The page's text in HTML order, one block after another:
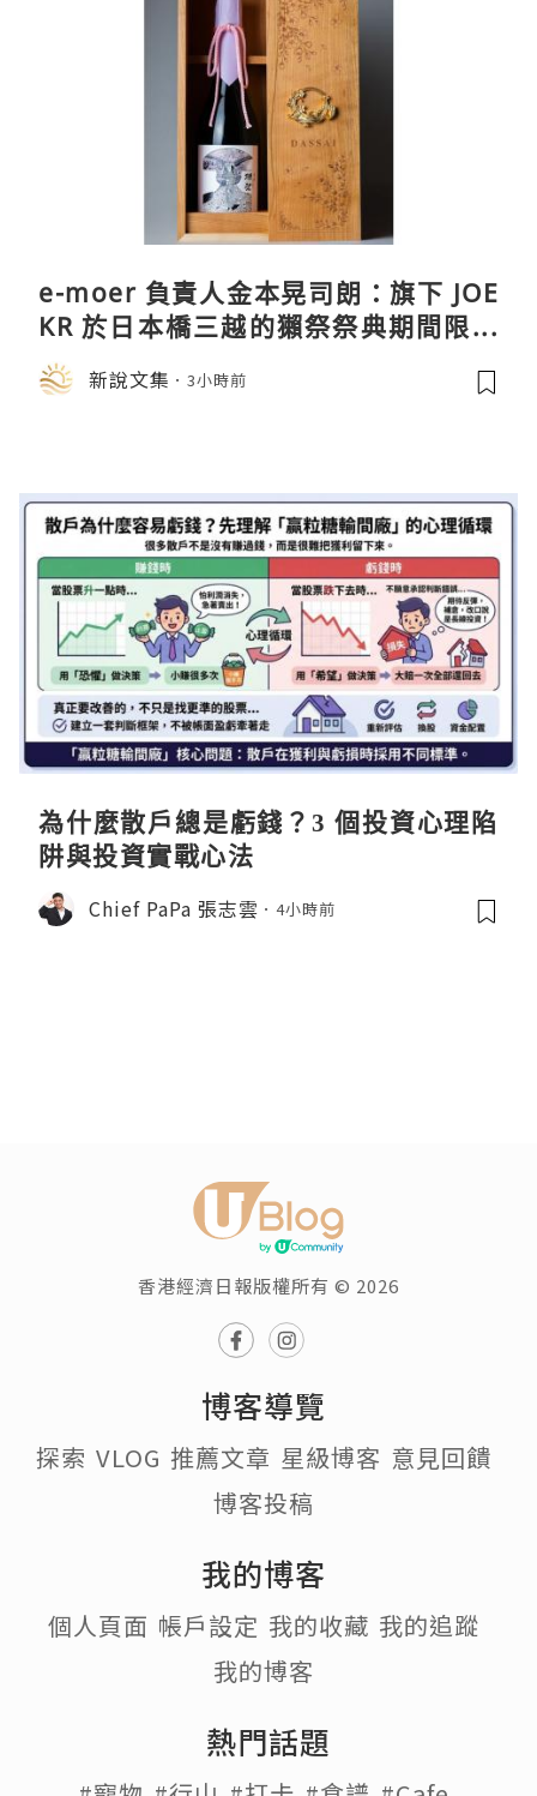
e-moer 負責人金本晃司朗：旗下 JOE
KR 於日本橋三越的獺祭祭典期間限定
店中，與日伸貴金属的東京銀器工匠一
同參展新說文集 3小時前
為什麼散戶總是虧錢？3 個投資心理陷
阱與投資實戰心法
Chief PaPa 張志雲 4小時前
香港經濟日報版權所有 © 2026
博客導覽
探索 VLOG 推薦文章 星級博客 意見回饋
博客投稿
我的博客
個人頁面 帳戶設定 我的收藏 我的追蹤
我的博客
熱門話題